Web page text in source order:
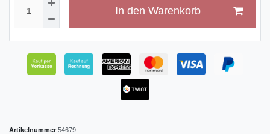
In den Warenkorb
Artikelnummer 54679